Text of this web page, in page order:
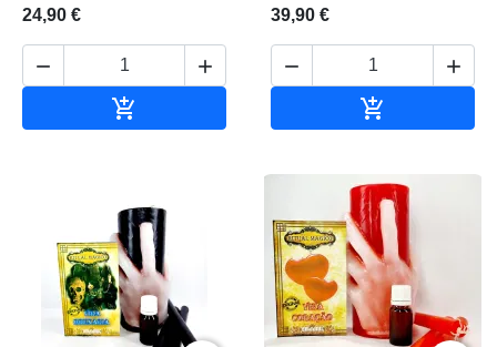
24,90 €
 

39,90 €
 
